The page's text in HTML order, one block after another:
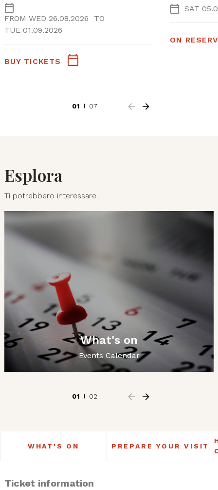
FROM WED 26.08.2026
TO
TUE 01.09.2026
BUY TICKETS
SAT
ON
01 07
Esplora
Ti potrebbero interessare..
What's on
Events Calendar
01 02
WHAT'S ON PREPARE YOUR VISIT
Ticket information